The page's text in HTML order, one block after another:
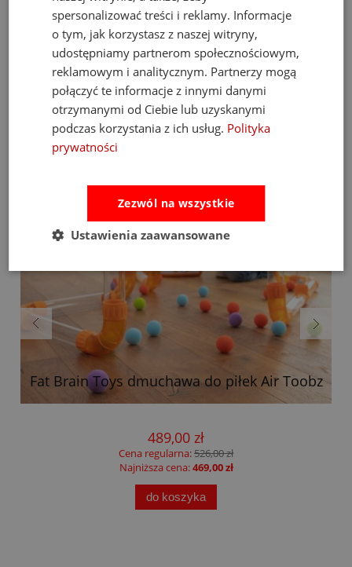
rozwój, uczy samodzielności i zapewnia bezpieczną
zabawę podczas posiłków. To więcej niż kubeczek –
to inwestycja w przyszłość Twojego malucha!
Bestsellery
Fat Brain Toys dmuchawa do piłek Air Toobz
489,00 zł
Cena regularna:526,00 zł
Najniższa cena:469,00 zł
do koszyka
spersonalizować treści i reklamy. Informacje
o tym, jak korzystasz z naszej witryny,
udostępniamy partnerom społecznościowym,
reklamowym i analitycznym. Partnerzy mogą
połączyć te informacje z innymi danymi
otrzymanymi od Ciebie lub uzyskanymi
podczas korzystania z ich usług. Polityka
prywatności
Zezwól na wszystkie
Ustawienia zaawansowane